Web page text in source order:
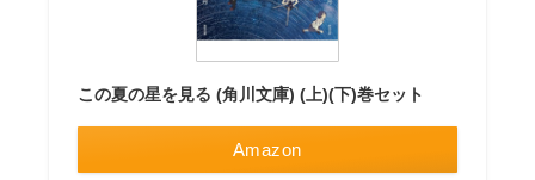
この夏の星を見る (角川文庫) (上)(下)巻セット
Amazon